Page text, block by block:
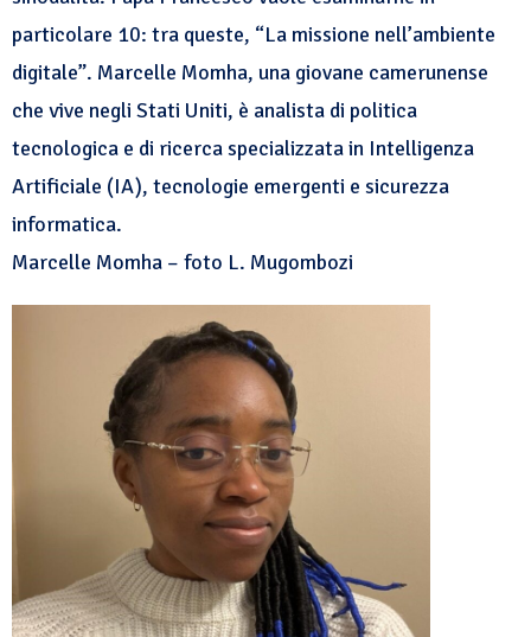
particolare 10: tra queste, “La missione nell’ambiente
digitale”. Marcelle Momha, una giovane camerunense
che vive negli Stati Uniti, è analista di politica
tecnologica e di ricerca specializzata in Intelligenza
Artificiale (IA), tecnologie emergenti e sicurezza
informatica.
Marcelle Momha – foto L. Mugombozi